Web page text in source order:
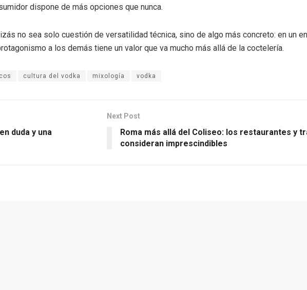
dispone de más opciones que nunca.
no sea solo cuestión de versatilidad técnica, sino de algo más concreto: en un
a los demás tiene un valor que va mucho más allá de la coctelería.
cultura del vodka mixología vodka
duda y una
Next Post
Roma más allá del Coliseo: los restaurantes y
consideran imprescindibles